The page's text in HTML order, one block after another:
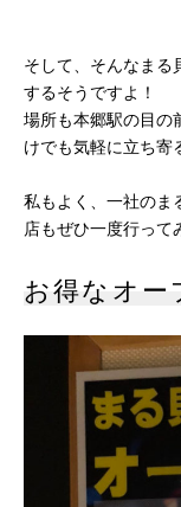
そして、そんなまる
するそうですよ！
場所も本郷駅の目の
けでも気軽に立ち寄
私もよく、一社のま
店もぜひ一度行って
お得なオー